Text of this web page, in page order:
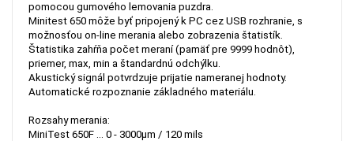
pomocou gumového lemovania puzdra.
Minitest 650 môže byť pripojený k PC cez USB rozhranie, s
možnosťou on-line merania alebo zobrazenia štatistík.
Štatistika zahŕňa počet meraní (pamäť pre 9999 hodnôt),
priemer, max, min a štandardnú odchýlku.
Akustický signál potvrdzuje prijatie nameranej hodnoty.
Automatické rozpoznanie základného materiálu.
Rozsahy merania:
MiniTest 650F ... 0 - 3000μm / 120 mils